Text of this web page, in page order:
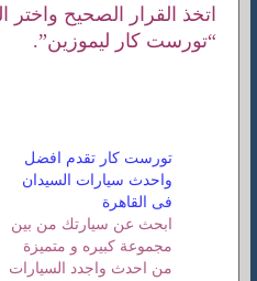
اتخذ القرار الصحيح واختر
“تورست كار ليموزين”.
تورست كار تقدم افضل
واحدث سيارات السيدان
فى القاهرة
ابحث عن سيارتك من بين
مجموعة كبيره و متميزة
من احدث واجدد السيارات